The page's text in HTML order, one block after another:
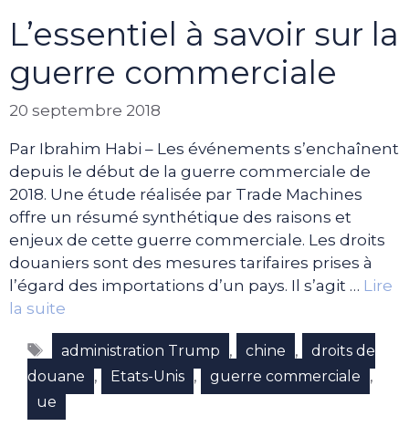
L’essentiel à savoir sur la
guerre commerciale
20 septembre 2018
Par Ibrahim Habi – Les événements s’enchaînent
depuis le début de la guerre commerciale de
2018. Une étude réalisée par Trade Machines
offre un résumé synthétique des raisons et
enjeux de cette guerre commerciale. Les droits
douaniers sont des mesures tarifaires prises à
l’égard des importations d’un pays. Il s’agit … Lire
la suite
Étiquettes
administration Trump , chine ,
droits de
douane
, Etats-Unis , guerre commerciale ,
ue